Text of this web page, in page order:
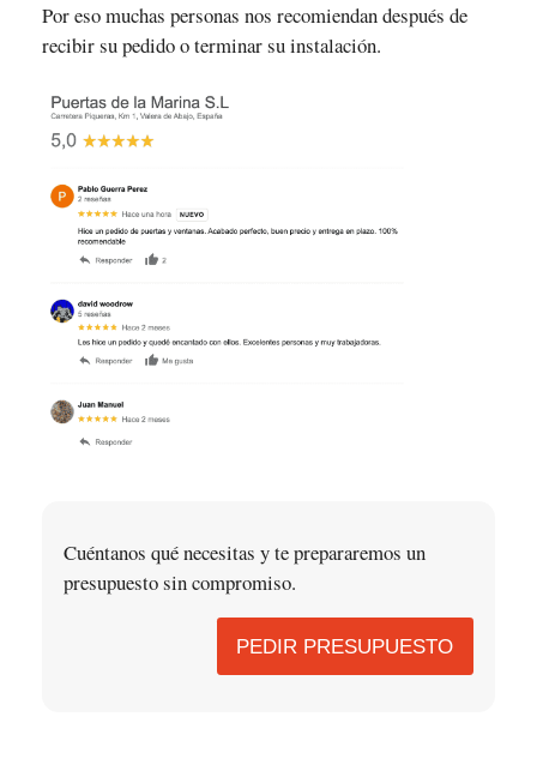
Por eso muchas personas nos recomiendan después de
recibir su pedido o terminar su instalación.
Cuéntanos qué necesitas y te prepararemos un
presupuesto sin compromiso.
PEDIR PRESUPUESTO